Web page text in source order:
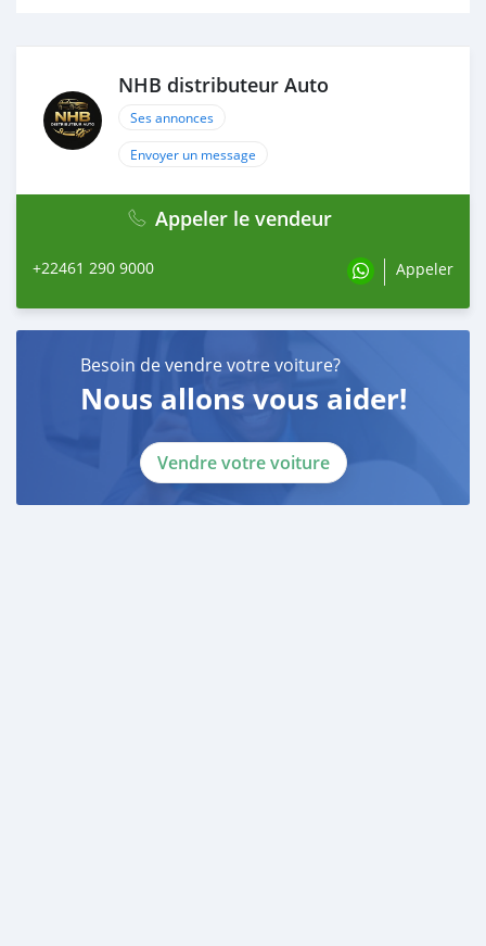
NHB distributeur Auto
Ses annonces
Envoyer un message
Appeler le vendeur
+22461 290 9000 Appeler
Besoin de vendre votre voiture?
Nous allons vous aider!
Vendre votre voiture